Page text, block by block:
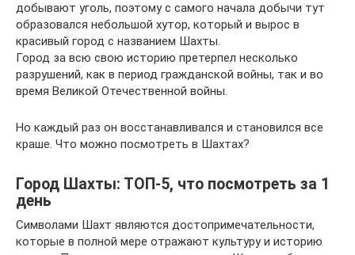
добывают уголь, поэтому с самого начала добычи тут
образовался небольшой хутор, который и вырос в
красивый город с названием Шахты.
Город за всю свою историю претерпел несколько
разрушений, как в период гражданской войны, так и во
время Великой Отечественной войны.
Но каждый раз он восстанавливался и становился все
краше. Что можно посмотреть в Шахтах?
Город Шахты: ТОП-5, что посмотреть за 1
день
Символами Шахт являются достопримечательности,
которые в полной мере отражают культуру и историю